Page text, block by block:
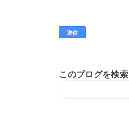
このブログを検索